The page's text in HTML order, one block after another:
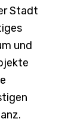
Stadt
und